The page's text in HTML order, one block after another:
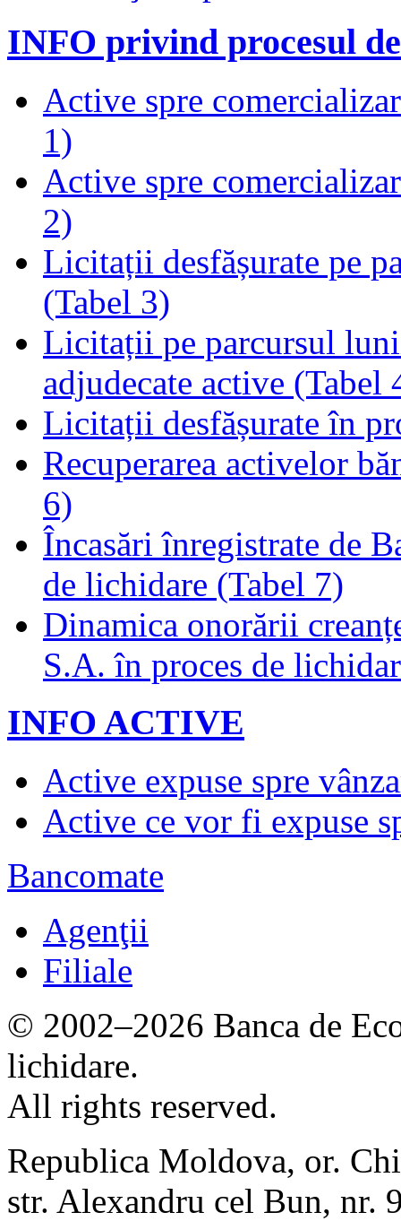
INFO privind procesul
Active spre
1)
Active spre
2)
Licitații desfășurate pe
(Tabel 3)
Licitații pe parcursul
adjudecate active (Tabel
Licitații desfășurate în
Recuperarea activelor
6)
Încasări înregistrate de
de lichidare (Tabel 7)
Dinamica onorării
S.A. în proces de
INFO ACTIVE
Active expuse spre
Active ce vor fi expuse
Bancomate
Agenţii
Filiale
© 2002–2026 Banca de
lichidare.
All rights reserved.
Republica Moldova, or.
str. Alexandru cel Bun, nr.